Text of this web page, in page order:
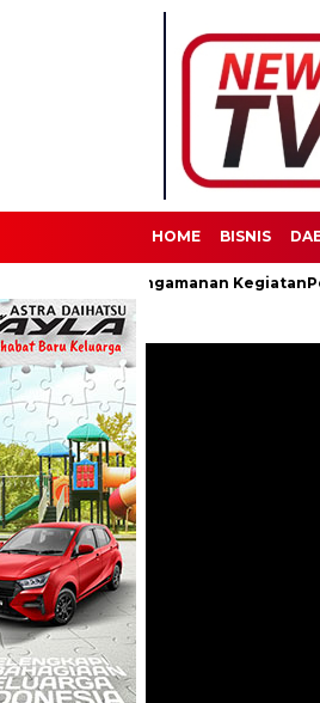
HOME BISNIS
Pengamanan KegiatanPelantika